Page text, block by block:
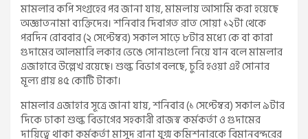
মামলার কপি সংগ্রহের পর জানা যায়, মামলায় আসামি করা হয়েছে
অজ্ঞাতনামা ব্যক্তিদের। শনিবার দিবাগত রাত সোয়া ১২টা থেকে
পরদিন রোববার (২ সেপ্টেম্বর) সকাল সাড়ে ৮টার মধ্যে কে বা কারা
গুদামের আলমারি লকার ভেঙে সোনাগুলো নিয়ে যান বলে মামলার
এজাহারে উল্লেখ রয়েছে। শুল্ক বিভাগ বলছে, চুরি হওয়া এই সোনার
মূল্য প্রায় ৪৫ কোটি টাকা।
মামলার এজাহার সূত্রে জানা যায়, শনিবার (১ সেপ্টেম্বর) সকাল ৯টার
দিকে ঢাকা শুল্ক বিভাগের সহকারী রাজস্ব কর্মকর্তা ও গুদামের
দায়িত্বে থাকা কর্মকর্তা মাসুদ রানা যুগ্ম কমিশনারকে বিমানবন্দরের